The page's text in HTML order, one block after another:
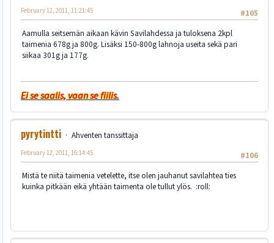
#105
February 12, 2011, 11:21:45
Aamulla seitsemän aikaan kävin Savilahdessa ja tuloksena 2kpl
taimenia 678g ja 800g. Lisäksi 150-800g lahnoja useita sekä pari
siikaa 301g ja 177g.
Ei se saalis, vaan se fiilis.
pyrytintti
Ahventen tanssittaja
#106
February 12, 2011, 16:14:45
Mistä te niitä taimenia vetelette, itse olen jauhanut savilahtea ties
kuinka pitkään eikä yhtään taimenta ole tullut ylös. :roll: